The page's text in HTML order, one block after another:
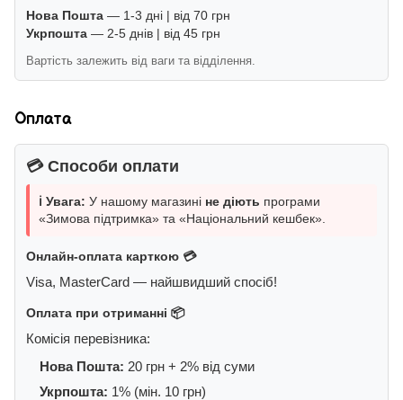
Нова Пошта — 1-3 дні | від 70 грн
Укрпошта — 2-5 днів | від 45 грн
Вартість залежить від ваги та відділення.
Оплата
💳 Способи оплати
ℹ️ Увага: У нашому магазині не діють програми
«Зимова підтримка» та «Національний кешбек».
Онлайн-оплата карткою 💳
Visa, MasterCard — найшвидший спосіб!
Оплата при отриманні 📦
Комісія перевізника:
Нова Пошта: 20 грн + 2% від суми
Укрпошта: 1% (мін. 10 грн)